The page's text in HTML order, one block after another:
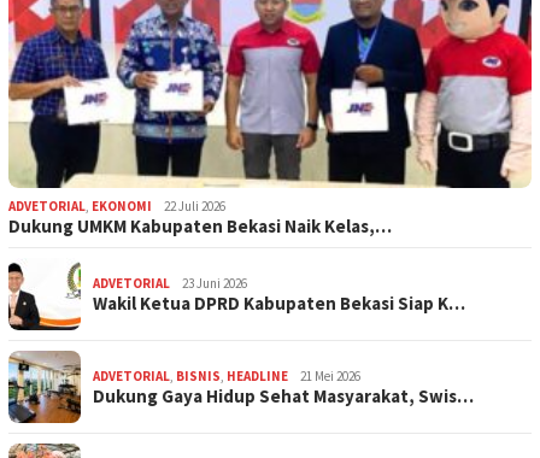
ADVETORIAL EKONOMI 22 Juli 2026
Dukung UMKM Kabupaten Bekasi Naik Kelas,…
ADVETORIAL 23 Juni 2026
Wakil Ketua DPRD Kabupaten Bekasi Siap K…
ADVETORIAL BISNIS HEADLINE 21 Mei 2026
Dukung Gaya Hidup Sehat Masyarakat, Swis…